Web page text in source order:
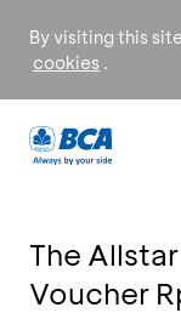
By visiting this
cookies .
The
Voucher